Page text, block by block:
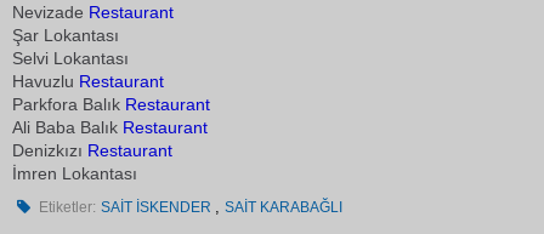
Nevizade Restaurant
Şar Lokantası
Selvi Lokantası
Havuzlu Restaurant
Parkfora Balık Restaurant
Ali Baba Balık Restaurant
Denizkızı Restaurant
İmren Lokantası
Etiketler: SAİT İSKENDER ,SAİT KARABAĞLI